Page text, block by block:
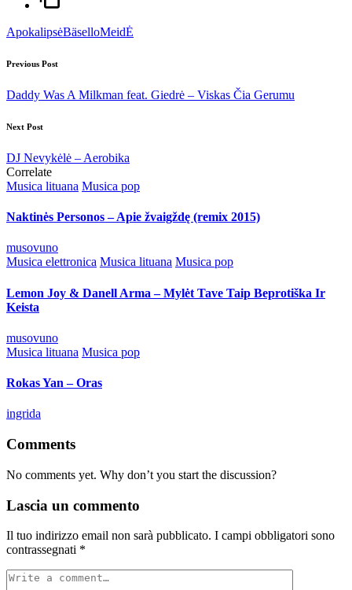
Tags:
ApokalipsėBäselloMeidĖ
Post
navigation
Previous Post
Daddy Was A Milkman feat. Giedrė – Viskas Čia Gerumu
Next Post
DJ Nevykėlė – Aerobika
Correlate
Posted
Musica lituana Musica pop
Naktinės Personos – Apie žvaigždę (remix 2015)
Posted
by
musovuno
Posted
Musica elettronica Musica lituana Musica pop
Lemon Joy & Danell Arma – Mylėt Tave Taip Beprotiška Ir
Keista
Posted
by
musovuno
Posted
Musica lituana Musica pop
Rokas Yan – Oras
Posted
ingrida
Comments
No comments yet. Why don’t you start the discussion?
Lascia un commento
Il tuo indirizzo email non sarà pubblicato. I campi obbligatori sono
contrassegnati *